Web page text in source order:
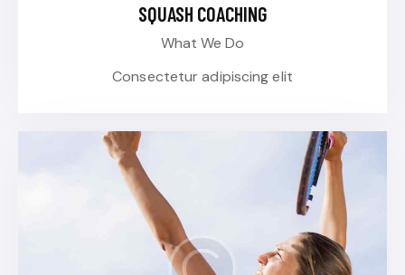
SQUASH COACHING
What We Do
Consectetur adipiscing elit